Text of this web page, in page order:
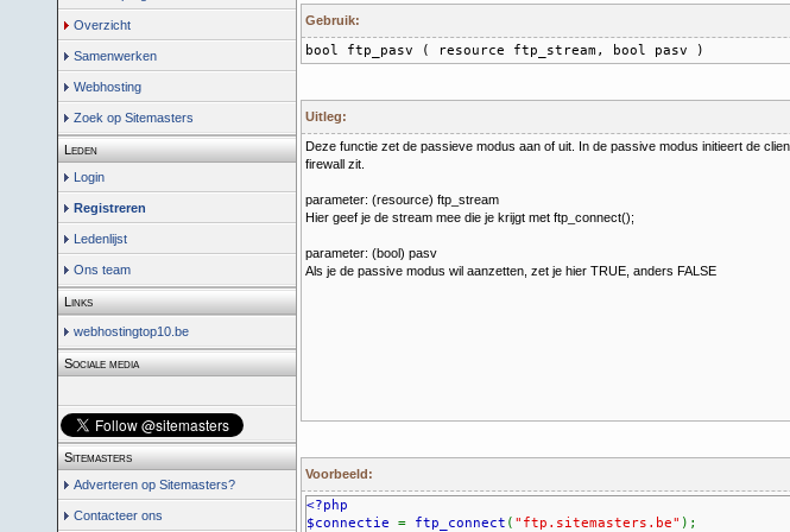
Overzicht
Samenwerken
Webhosting
Zoek op Sitemasters
Leden
Login
Registreren
Ledenlijst
Ons team
Links
webhostingtop10.be
Sociale media
Sitemasters
Adverteren op Sitemasters?
Contacteer ons
Gebruik:
bool ftp_pasv ( resource ftp_stream, bool pasv )
Uitleg:
Deze functie zet de passieve modus aan of uit. In de passive modus initieert de
firewall zit.
parameter: (resource) ftp_stream
Hier geef je de stream mee die je krijgt met ftp_connect();
parameter: (bool) pasv
Als je de passive modus wil aanzetten, zet je hier TRUE, anders FALSE
Voorbeeld:
<?php
$connectie = ftp_connect ( "ftp.sitemasters.be" );